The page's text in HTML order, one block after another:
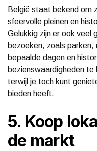
België staat bekend om
sfeervolle pleinen en
Gelukkig zijn er ook veel
bezoeken, zoals
bepaalde dagen en
bezienswaardigheden
terwijl je toch kunt
bieden heeft.
5. Koop
de markt